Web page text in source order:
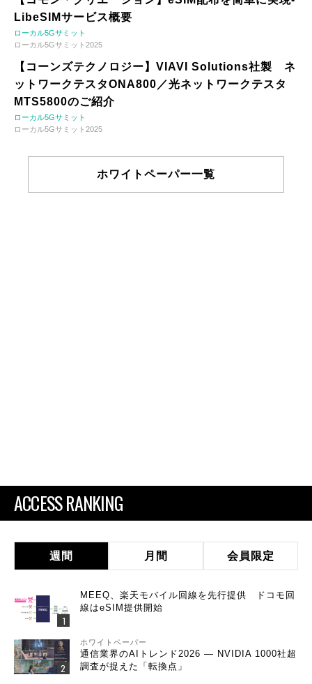
LibeSIMサービス概要
ローカル5Gサミット
ローカル5Gサミット2025
【コーンズテクノロジー】VIAVI Solutions社製 ネ
ットワークテスタONA800／光ネットワークテスタ
MTS5800のご紹介
ローカル5Gサミット
ローカル5Gサミット2025
ホワイトペーパー一覧
ACCESS RANKING
週間 月間 会員限定
MEEQ、楽天モバイル回線を先行提供 ドコモ回
線はeSIM提供開始
ホワイトペーパー
通信業界のAIトレンド2026 ― NVIDIA 1000社超
調査が捉えた「転換点」